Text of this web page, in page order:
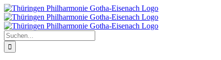
Zum
Inhalt
springen
Suche
nach: